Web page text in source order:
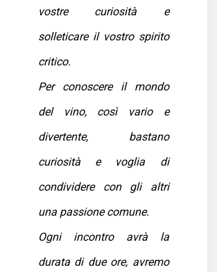
vostre curiosità e
solleticare il vostro spirito
critico.
Per conoscere il mondo
del vino, così vario e
divertente, bastano
curiosità e voglia di
condividere con gli altri
una passione comune.
Ogni incontro avrà la
durata di due ore, avremo